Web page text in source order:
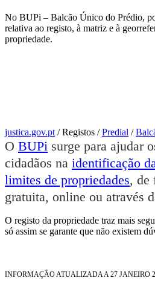
No BUPi – Balcão Único do Prédio,
relativa ao registo, à matriz e à
propriedade.
justica.gov.pt /Registos /Predial /
O BUPi surge para ajudar
cidadãos na identificação
limites de propriedades, de
gratuita, online ou através
O registo da propriedade traz mais
só assim se garante que não existem
INFORMAÇÃO ATUALIZADA A 27 JANEIRO